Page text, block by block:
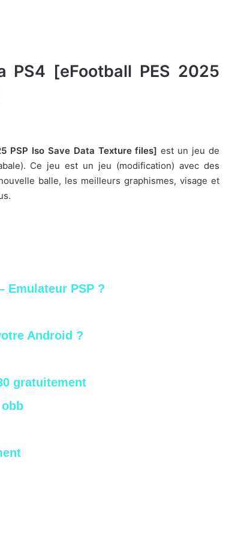
PS4 [eFootball PES 2025
PSP Iso Save Data Texture files] est un jeu de
Ce jeu est un jeu (modification) avec des
balle, les meilleurs graphismes, visage et
Emulateur PSP ?
Android ?
gratuitement